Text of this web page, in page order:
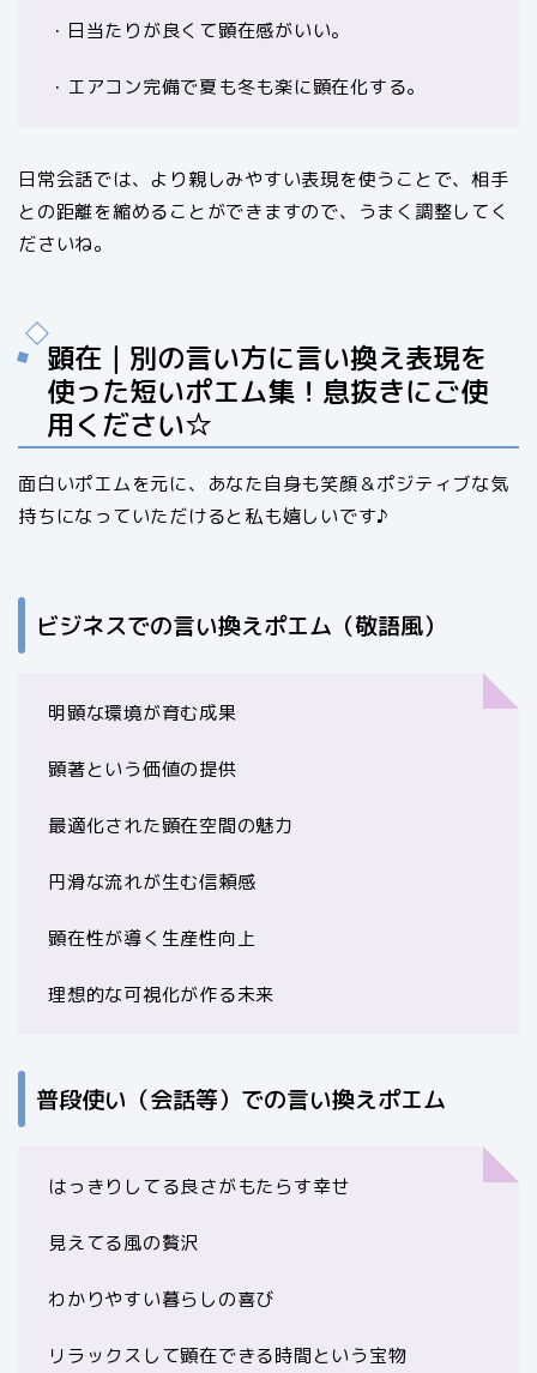
・日当たりが良くて顕在感がいい。
・エアコン完備で夏も冬も楽に顕在化する。
日常会話では、より親しみやすい表現を使うことで、相手
との距離を縮めることができますので、うまく調整してく
ださいね。
顕在｜別の言い方に言い換え表現を
使った短いポエム集！息抜きにご使
用ください☆
面白いポエムを元に、あなた自身も笑顔＆ポジティブな気
持ちになっていただけると私も嬉しいです♪
ビジネスでの言い換えポエム（敬語風）
明顕な環境が育む成果
顕著という価値の提供
最適化された顕在空間の魅力
円滑な流れが生む信頼感
顕在性が導く生産性向上
理想的な可視化が作る未来
普段使い（会話等）での言い換えポエム
はっきりしてる良さがもたらす幸せ
見えてる風の贅沢
わかりやすい暮らしの喜び
リラックスして顕在できる時間という宝物